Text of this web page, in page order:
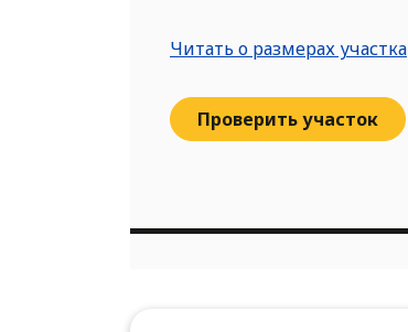
Читать о размерах участка
Проверить участок